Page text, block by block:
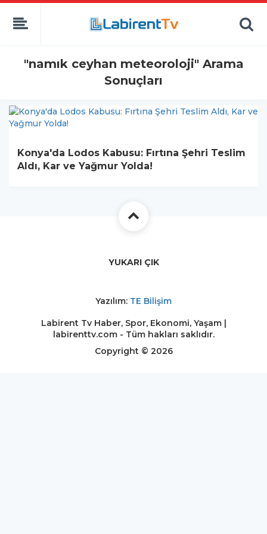
"namık ceyhan meteoroloji" Arama
Sonuçları
Konya'da Lodos Kabusu: Fırtına Şehri Teslim
Aldı, Kar ve Yağmur Yolda!
YUKARI ÇIK
Yazılım: TE Bilişim
Labirent Tv Haber, Spor, Ekonomi, Yaşam |
labirenttv.com - Tüm hakları saklıdır.
Copyright © 2026